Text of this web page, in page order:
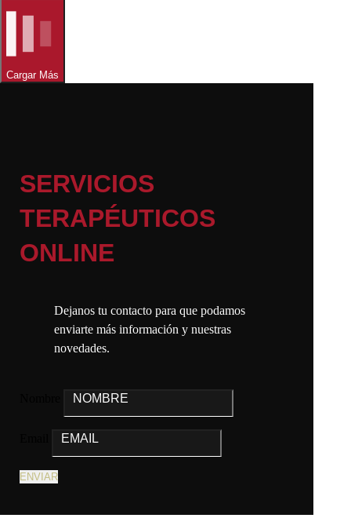
Cargar Más
SERVICIOS
TERAPÉUTICOS
ONLINE
Dejanos tu contacto para que podamos
enviarte más información y nuestras
novedades.
ENVIAR